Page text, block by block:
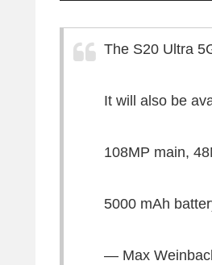
The S20 Ultra
It will also be
108MP main,
5000 mAh
— Max